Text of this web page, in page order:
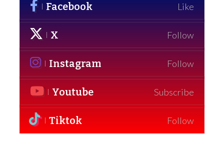
Facebook Like
X Follow
Instagram Follow
Youtube Subscribe
Tiktok Follow